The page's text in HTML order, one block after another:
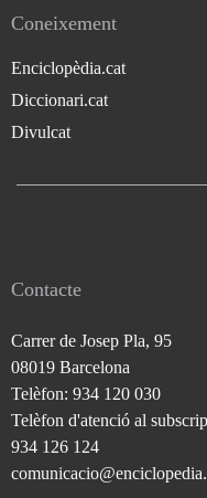
Coneixement
Enciclopèdia.cat
Diccionari.cat
Divulcat
Contacte
Carrer de Josep Pla, 95
08019 Barcelona
Telèfon: 934 120 030
Telèfon d'atenció al
934 126 124